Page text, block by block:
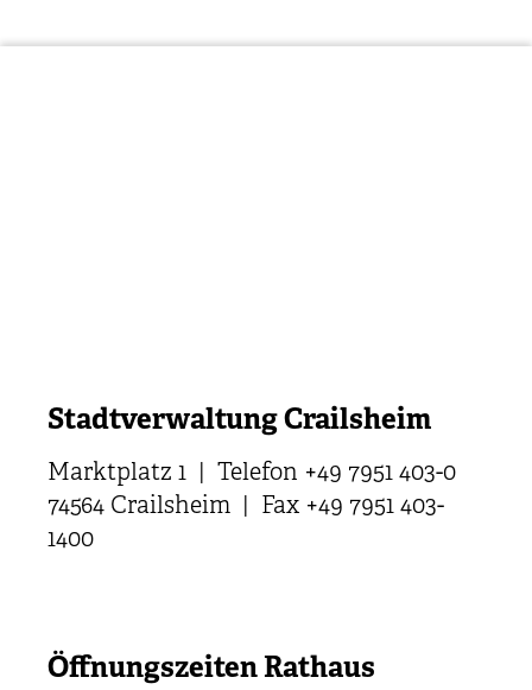
Stadtverwaltung Crailsheim
Marktplatz 1 | Telefon +49 7951 403-0
74564 Crailsheim | Fax +49 7951 403-
1400
Öffnungszeiten Rathaus